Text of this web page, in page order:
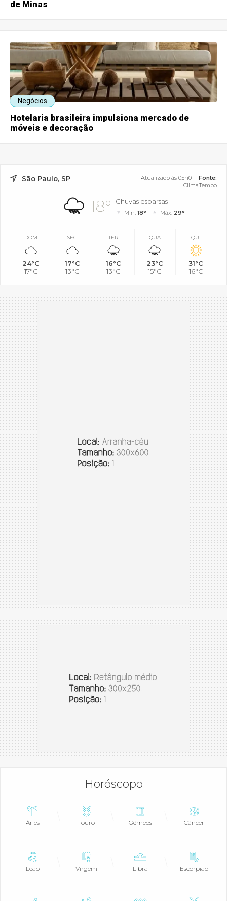
de Minas
Negócios
Hotelaria brasileira impulsiona mercado de
móveis e decoração
São Paulo, SP Atualizado às 05h01 - Fonte:
ClimaTempo
18° Chuvas esparsas
Mín.18° Máx. 29°
DOM
24°C
17°C
SEG
17°C
13°C
TER
16°C
13°C
QUA
23°C
15°C
QUI
31°C
16°C
Horóscopo
Áries Touro Gêmeos Câncer
Leão Virgem Libra Escorpião